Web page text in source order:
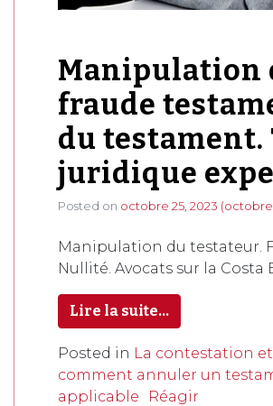
Manipulation
fraude
du
juridique
Posted on octobre 25, 2023 (octobre
Manipulation du testateur.
Nullité. Avocats sur la Costa
Lire la suite…
Posted in La contestation
comment annuler un
applicable
Réagir